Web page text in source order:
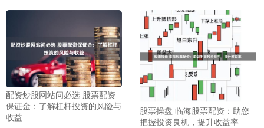
配资炒股网站问必选 股票配资
保证金：了解杠杆投资的风险与
收益
股票操盘 临海股票配资：助您
把握投资良机，提升收益率